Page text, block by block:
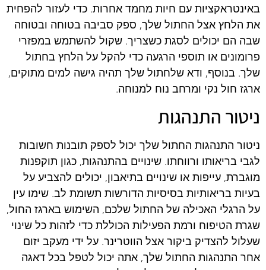
באינטראקציות עם חיות מחמד אחרות. כדי לעזור להפחית
את הלחץ אצל החתול שלך, ספק סביבה בטוחה ובטוחה
שבה הם יכולים לסגת כשצריך. שקול להשתמש במפזרי
פרומונים או תוספי הרגעה כדי להקל על הלחץ בחתול
שלך. בנוסף, ודא שלחתול שלך תהיה גישה למים מתוקים,
ארגז חול נקי ומרחב נוח למנוחה.
ניטור התנהגות
ניטור התנהגות החתול שלך יכול לספק תובנות חשובות
לגבי בריאותו ורווחתו. שינויים בהתנהגות, כגון תוקפנות
מוגברת, עייפות או שינויים בתיאבון, יכולים להצביע על
בעיות בריאותיות בסיסיות הדורשות תשומת לב. שימו עין
על הרגלי האכילה של החתול שלכם, השימוש בארגז החול,
שגרת הטיפוח ורמת הפעילות הכוללת כדי לזהות כל שינוי
שעלול להצדיק ביקור אצל הווטרינר. על ידי מעקב יזום
אחר התנהגות החתול שלך, אתה יכול לטפל בכל דאגה